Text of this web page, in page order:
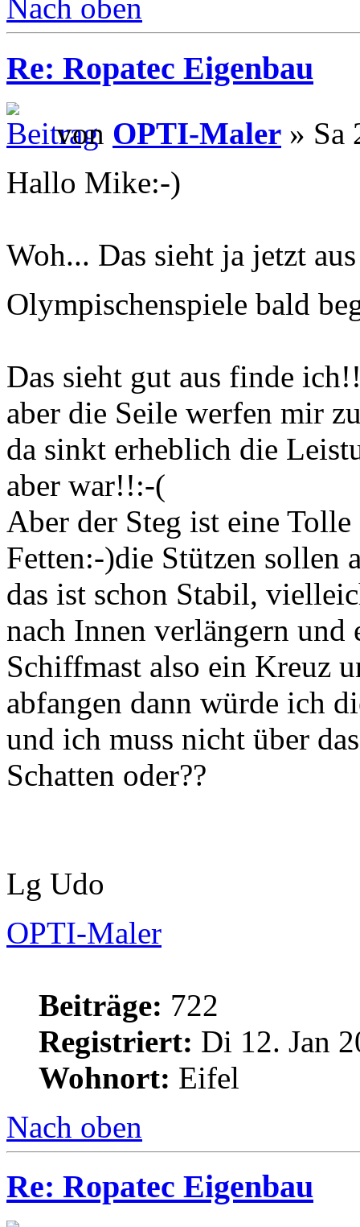
Nach oben
Re: Ropatec Eigenbau
von OPTI-Maler » Sa
Hallo Mike:-)
Woh... Das sieht ja jetzt
Olympischenspiele bald
Das sieht gut aus finde
aber die Seile werfen mir
da sinkt erheblich die
aber war!!:-(
Aber der Steg ist eine
Fetten:-)die Stützen sollen
das ist schon Stabil,
nach Innen verlängern
Schiffmast also ein Kreuz
abfangen dann würde ich
und ich muss nicht über
Schatten oder??
Lg Udo
OPTI-Maler
Beiträge: 722
Registriert: Di 12. Jan
Wohnort: Eifel
Nach oben
Re: Ropatec Eigenbau